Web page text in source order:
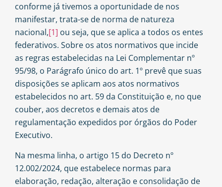
conforme já tivemos a oportunidade de nos
manifestar, trata-se de norma de natureza
nacional,[1] ou seja, que se aplica a todos os entes
federativos. Sobre os atos normativos que incide
as regras estabelecidas na Lei Complementar nº
95/98, o Parágrafo único do art. 1º prevê que suas
disposições se aplicam aos atos normativos
estabelecidos no art. 59 da Constituição e, no que
couber, aos decretos e demais atos de
regulamentação expedidos por órgãos do Poder
Executivo.
Na mesma linha, o artigo 15 do Decreto nº
12.002/2024, que estabelece normas para
elaboração, redação, alteração e consolidação de